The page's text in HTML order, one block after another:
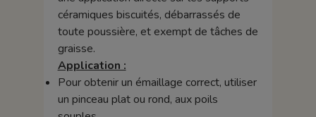
céramiques biscuités, débarrassés de
toute poussière, et exempt de tâches de
graisse.
Application :
Pour obtenir un émaillage correct, utiliser
un pinceau plat ou rond, aux poils